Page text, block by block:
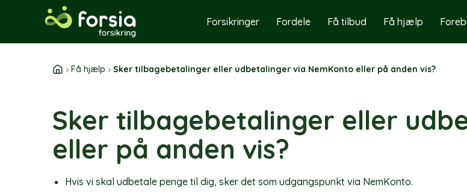
Forsikringer Fordele Få tilbud Få hjælp
Få hjælp Sker tilbagebetalinger eller udbetalinger via NemKonto eller på anden vis?
Sker tilbagebetalinger eller
eller på anden vis?
Hvis vi skal udbetale penge til dig, sker det som udgangspunkt via NemKonto.